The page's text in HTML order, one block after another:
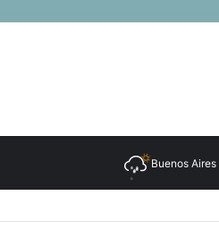
Buenos Aires